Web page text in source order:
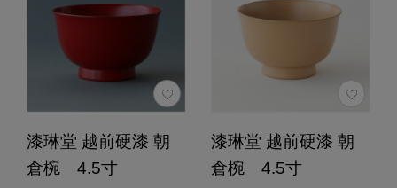
漆琳堂 越前硬漆 朝
倉椀 4.5寸
漆琳堂 越前硬漆 朝
倉椀 4.5寸